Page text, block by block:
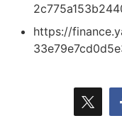
https://